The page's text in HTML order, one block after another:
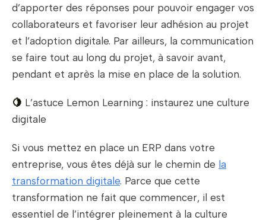
d’apporter des réponses pour pouvoir engager vos
collaborateurs et favoriser leur adhésion au projet
et l’adoption digitale. Par ailleurs, la communication
se faire tout au long du projet, à savoir avant,
pendant et après la mise en place de la solution.
🍋 L’astuce Lemon Learning : instaurez une culture
digitale
Si vous mettez en place un ERP dans votre
entreprise, vous êtes déjà sur le chemin de la
transformation digitale. Parce que cette
transformation ne fait que commencer, il est
essentiel de l’intégrer pleinement à la culture